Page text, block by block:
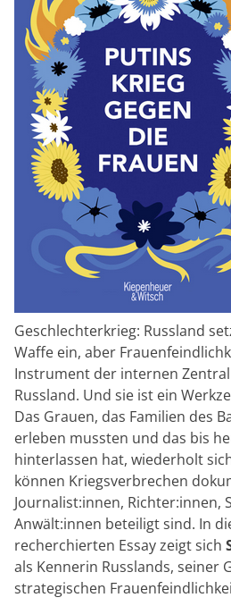
Geschlechterkrieg: Russland
Waffe ein, aber
Instrument der internen
Russland. Und sie ist ein
Das Grauen, das Familien des
erleben mussten und das bis
hinterlassen hat, wiederholt
können Kriegsverbrechen
Journalist:innen, Richter:innen,
Anwält:innen beteiligt sind. In
recherchierten Essay zeigt sich
als Kennerin Russlands, seiner
strategischen